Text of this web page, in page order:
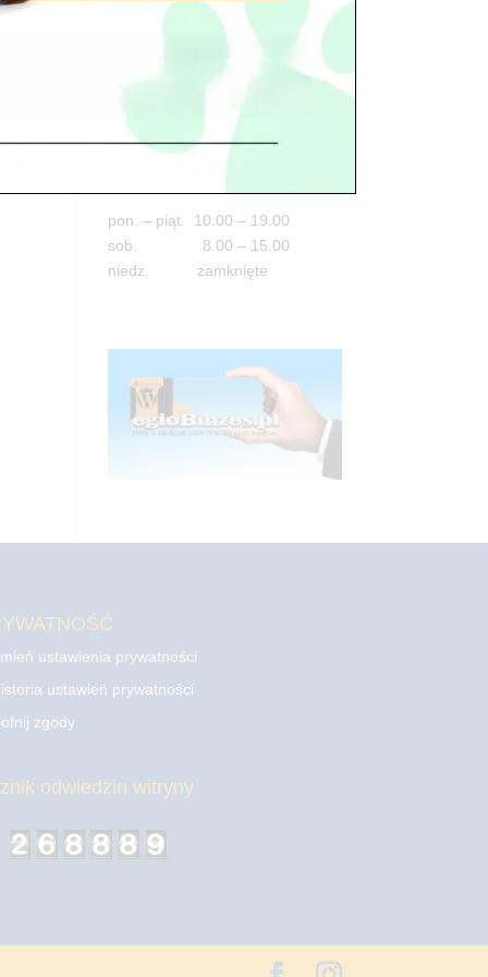
05-100 Nowy Dwór Mazowiecki
tel. 503 900 215
pon. – piąt. 10.00 – 19.00
sob. 8.00 – 15.00
niedz. zamknięte
ustawienia prywatności
ustawień prywatności
zgody
odwiedzin witryny